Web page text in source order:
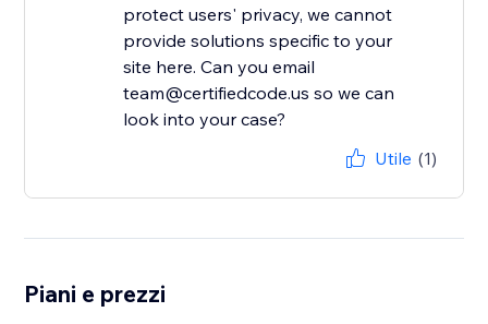
protect users' privacy, we cannot
provide solutions specific to your
site here. Can you email
team@certifiedcode.us so we can
look into your case?
Utile (1)
Piani e prezzi